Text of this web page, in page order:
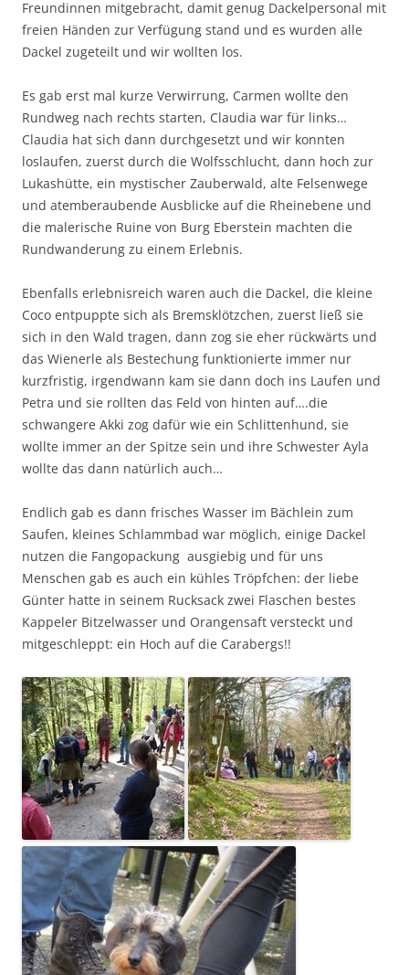
Freundinnen mitgebracht, damit genug Dackelpersonal mit
freien Händen zur Verfügung stand und es wurden alle
Dackel zugeteilt und wir wollten los.
Es gab erst mal kurze Verwirrung, Carmen wollte den
Rundweg nach rechts starten, Claudia war für links…
Claudia hat sich dann durchgesetzt und wir konnten
loslaufen, zuerst durch die Wolfsschlucht, dann hoch zur
Lukashütte, ein mystischer Zauberwald, alte Felsenwege
und atemberaubende Ausblicke auf die Rheinebene und
die malerische Ruine von Burg Eberstein machten die
Rundwanderung zu einem Erlebnis.
Ebenfalls erlebnisreich waren auch die Dackel, die kleine
Coco entpuppte sich als Bremsklötzchen, zuerst ließ sie
sich in den Wald tragen, dann zog sie eher rückwärts und
das Wienerle als Bestechung funktionierte immer nur
kurzfristig, irgendwann kam sie dann doch ins Laufen und
Petra und sie rollten das Feld von hinten auf….die
schwangere Akki zog dafür wie ein Schlittenhund, sie
wollte immer an der Spitze sein und ihre Schwester Ayla
wollte das dann natürlich auch…
Endlich gab es dann frisches Wasser im Bächlein zum
Saufen, kleines Schlammbad war möglich, einige Dackel
nutzen die Fangopackung ausgiebig und für uns
Menschen gab es auch ein kühles Tröpfchen: der liebe
Günter hatte in seinem Rucksack zwei Flaschen bestes
Kappeler Bitzelwasser und Orangensaft versteckt und
mitgeschleppt: ein Hoch auf die Carabergs!!